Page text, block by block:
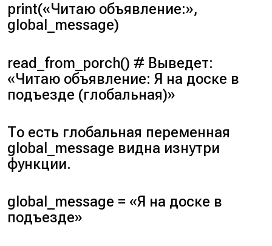
print(«Читаю объявление:»,
global_message)
read_from_porch() # Выведет:
«Читаю объявление: Я на доске в
подъезде (глобальная)»
То есть глобальная переменная
global_message видна изнутри
функции.
global_message = «Я на доске в
подъезде»